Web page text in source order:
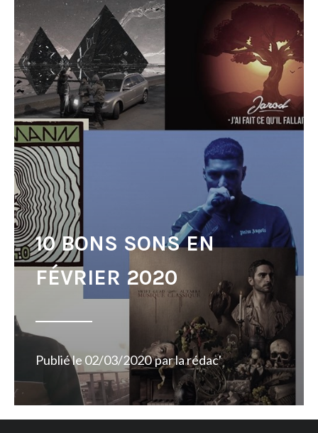
10 BONS SONS EN
FÉVRIER 2020
Publié le 02/03/2020 parla rédac'